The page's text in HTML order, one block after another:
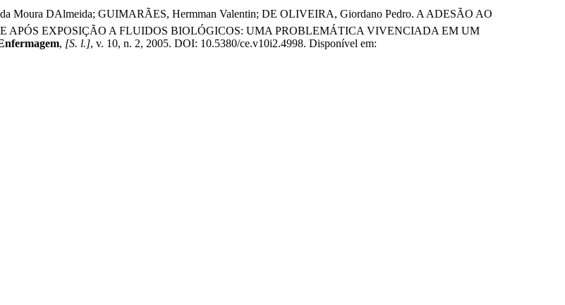
Moura DAlmeida; GUIMARÃES, Hermman Valentin; DE OLIVEIRA, Giordano Pedro. A ADESÃO AO
EXPOSIÇÃO A FLUIDOS BIOLÓGICOS: UMA PROBLEMÁTICA VIVENCIADA EM UM
, [S. l.], v. 10, n. 2, 2005. DOI: 10.5380/ce.v10i2.4998. Disponível em: